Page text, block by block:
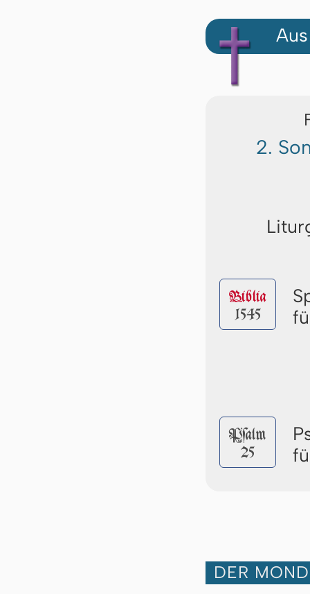
2.
Biblia
1545
Pſalm
25
DER